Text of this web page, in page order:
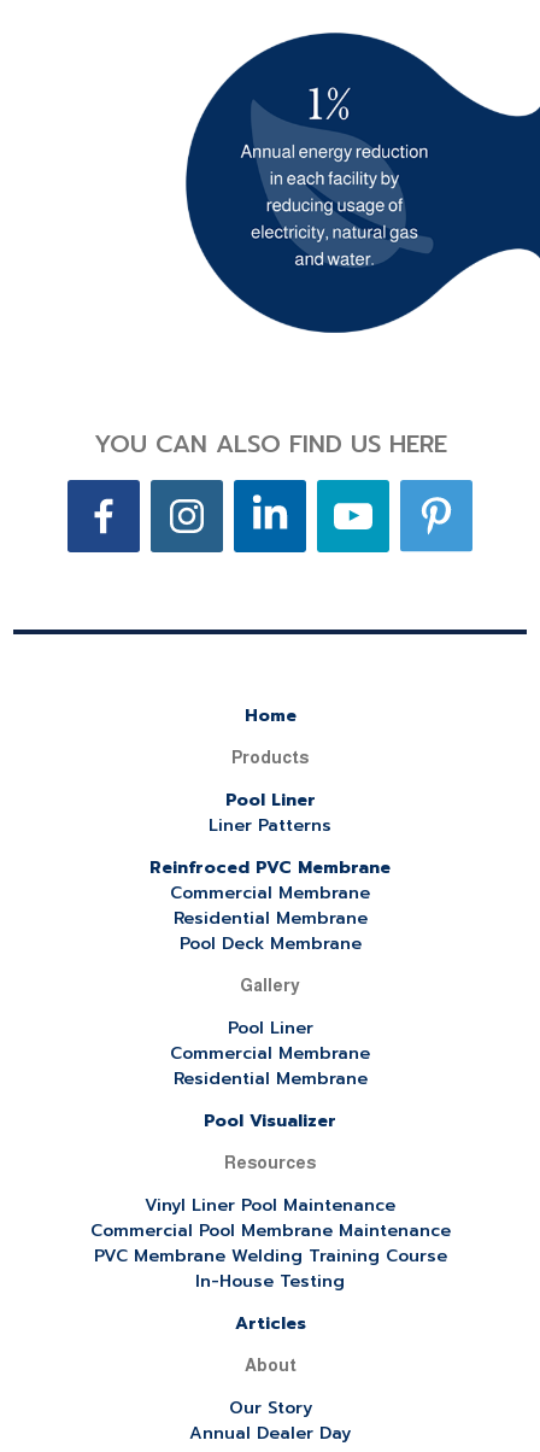
YOU CAN ALSO FIND US HERE
Home
Products
Pool Liner
Liner Patterns
Reinfroced PVC Membrane
Commercial Membrane
Residential Membrane
Pool Deck Membrane
Gallery
Pool Liner
Commercial Membrane
Residential Membrane
Pool Visualizer
Resources
Vinyl Liner Pool Maintenance
Commercial Pool Membrane Maintenance
PVC Membrane Welding Training Course
In-House Testing
Articles
About
Our Story
Annual Dealer Day